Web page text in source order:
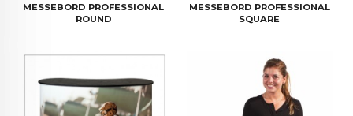
MESSEBORD PROFESSIONAL
ROUND
MESSEBORD PROFESSIONAL
SQUARE